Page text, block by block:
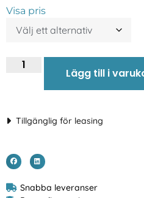
Visa pris
Lägg till i
Tillgänglig för leasing
Snabba leveranser